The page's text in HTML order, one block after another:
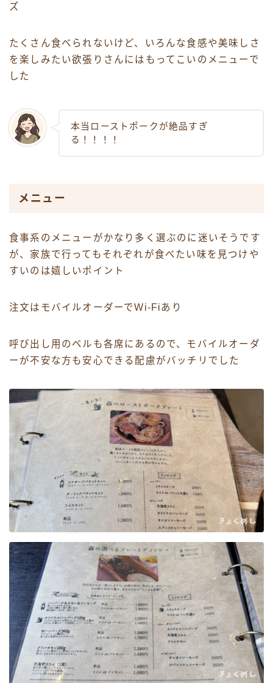
ズ
たくさん食べられないけど、いろんな食感や美味しさ
を楽しみたい欲張りさんにはもってこいのメニューで
した
本当ローストポークが絶品すぎ
る！！！！
メニュー
食事系のメニューがかなり多く選ぶのに迷いそうです
が、家族で行ってもそれぞれが食べたい味を見つけや
すいのは嬉しいポイント
注文はモバイルオーダーでWi-Fiあり
呼び出し用のベルも各席にあるので、モバイルオーダ
ーが不安な方も安心できる配慮がバッチリでした